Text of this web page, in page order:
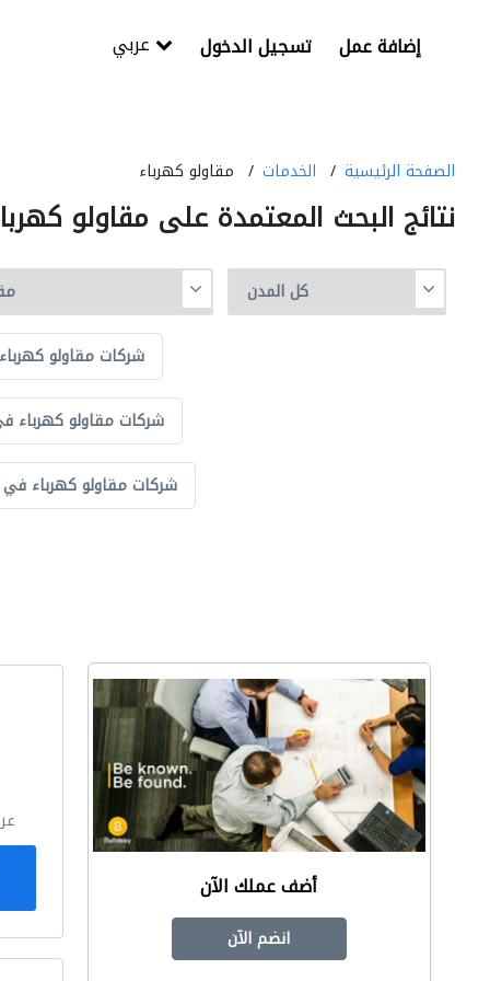
تسجيل الدخول إضافة عمل
الصفحة الرئيسية الخدمات مقاولو كهرباء
نتائج البحث المعتمدة على مقاولو
شركات مقاولو
شركات مقاولو كهرباء
شركات مقاولو كهرباء في
أضف عملك الآن
انضم الآن